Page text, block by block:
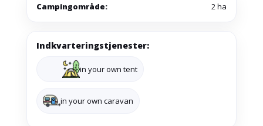
Campingområde: 2 ha
Indkvarteringstjenester:
in your own tent
in your own caravan